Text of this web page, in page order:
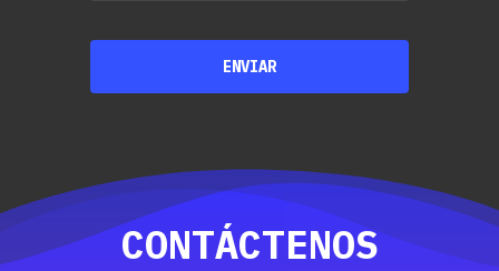
CONTÁCTENOS